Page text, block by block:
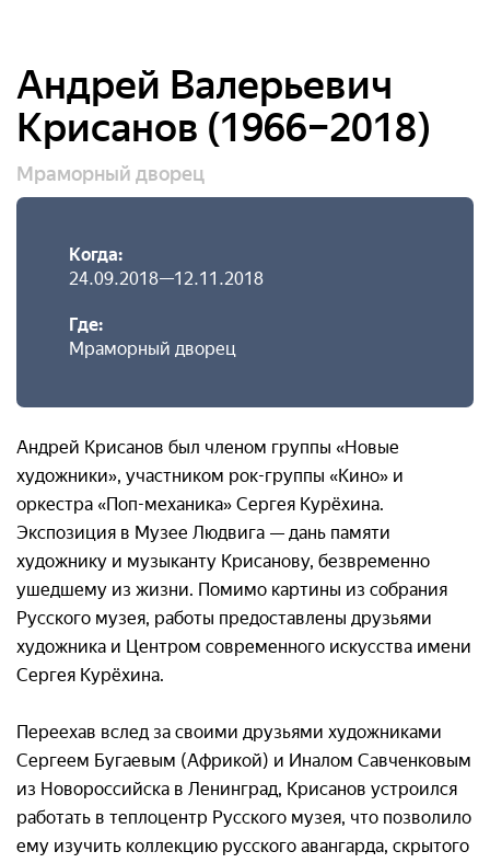
Андрей Валерьевич
Крисанов (1966–2018)
Мраморный дворец
Когда:
24.09.2018—12.11.2018
Где:
Мраморный дворец
Андрей Крисанов был членом группы «Новые
художники», участником рок-группы «Кино» и
оркестра «Поп-механика» Сергея Курёхина.
Экспозиция в Музее Людвига — дань памяти
художнику и музыканту Крисанову, безвременно
ушедшему из жизни. Помимо картины из собрания
Русского музея, работы предоставлены друзьями
художника и Центром современного искусства имени
Сергея Курёхина.
Переехав вслед за своими друзьями художниками
Сергеем Бугаевым (Африкой) и Иналом Савченковым
из Новороссийска в Ленинград, Крисанов устроился
работать в теплоцентр Русского музея, что позволило
ему изучить коллекцию русского авангарда, скрытого